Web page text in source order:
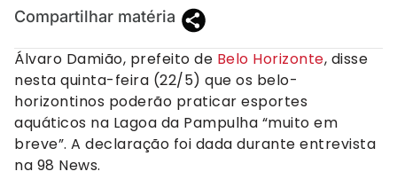
Compartilhar matéria
Álvaro Damião, prefeito de Belo Horizonte, disse
nesta quinta-feira (22/5) que os belo-
horizontinos poderão praticar esportes
aquáticos na Lagoa da Pampulha “muito em
breve”. A declaração foi dada durante entrevista
na 98 News.